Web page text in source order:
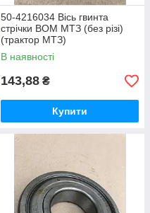
50-4216034 Вісь гвинта
стрічки ВОМ МТЗ (без різі)
(трактор МТЗ)
В наявності
143,88 ₴
Купити